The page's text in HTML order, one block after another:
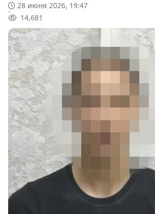
28 июня 2026, 19:47
14,681